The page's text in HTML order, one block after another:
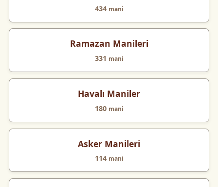
434 mani
Ramazan Manileri
331 mani
Havalı Maniler
180 mani
Asker Manileri
114 mani